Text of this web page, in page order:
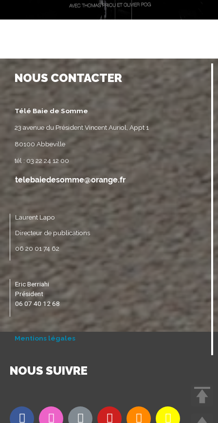
NOUS CONTACTER
Télé Baie de Somme
23 avenue du Président Vincent Auriol, Appt 1
80100 Abbeville
tél : 03 22 24 12 00
Laurent Lapo
Directeur de publications
06 20 01 74 62
Eric Berriahi
Président
06 07 40 12 68
Mentions légales
NOUS SUIVRE